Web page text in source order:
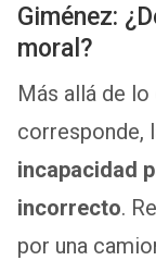
Giménez:
moral?
Más allá de lo
corresponde,
incapacidad
incorrecto.
por una